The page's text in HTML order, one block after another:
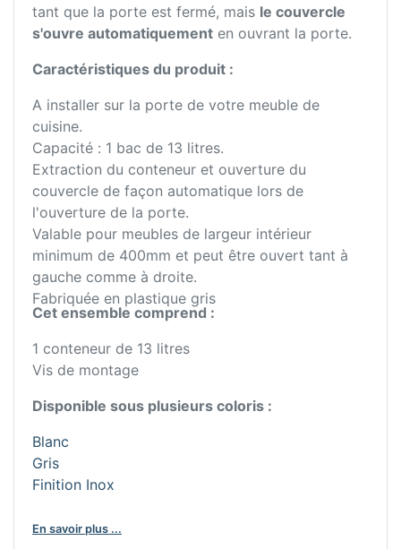
tant que la porte est fermé, mais le couvercle
s'ouvre automatiquement en ouvrant la porte.
Caractéristiques du produit :
A installer sur la porte de votre meuble de
cuisine.
Capacité : 1 bac de 13 litres.
Extraction du conteneur et ouverture du
couvercle de façon automatique lors de
l'ouverture de la porte.
Valable pour meubles de largeur intérieur
minimum de 400mm et peut être ouvert tant à
gauche comme à droite.
Fabriquée en plastique gris
Cet ensemble comprend :
1 conteneur de 13 litres
Vis de montage
Disponible sous plusieurs coloris :
Blanc
Gris
Finition Inox
En savoir plus ...